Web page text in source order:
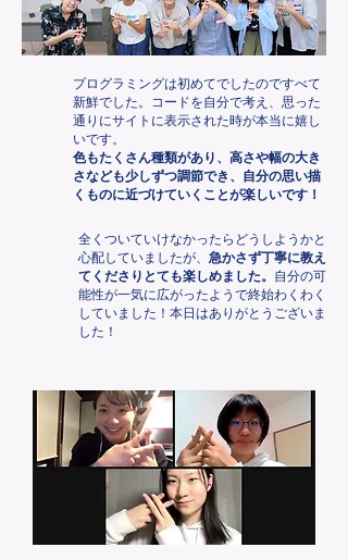
プログラミングは初めてでしたのですべて
新鮮でした。コードを自分で考え、思った
通りにサイトに表示された時が本当に嬉し
いです。
色もたくさん種類があり、高さや幅の大き
さなども少しずつ調節でき、自分の思い描
くものに近づけていくことが楽しいです！
全くついていけなかったらどうしようかと
心配していましたが、 急かさず丁寧に教え
てくださりとても楽しめました。 自分の可
能性が一気に広がったようで終始わくわく
していました！本日はありがとうございま
した！